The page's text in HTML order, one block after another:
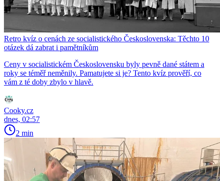
Retro kvíz o cenách ze socialistického Československa: Těchto 10
otázek dá zabrat i pamětníkům
Ceny v socialistickém Československu byly pevně dané státem a
roky se téměř neměnily. Pamatujete si je? Tento kvíz prověří, co
vám z té doby zbylo v hlavě.
Cooky.cz
dnes, 02:57
2 min